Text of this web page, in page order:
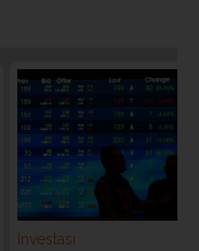
Investasi